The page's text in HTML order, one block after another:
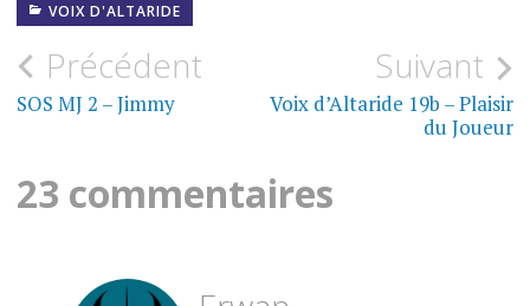
VOIX D'ALTARIDE
Navigation
de
Précédent
SOS MJ 2 – Jimmy
Suivant
Voix d’Altaride 19b – Plaisir
du Joueur
23 commentaires